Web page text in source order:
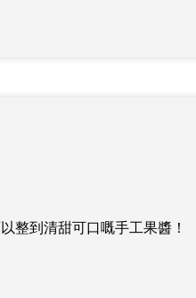
整到清甜可口嘅手工果醬！